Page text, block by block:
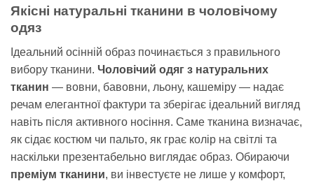
Якісні натуральні тканини в чоловічому
одяз
Ідеальний осінній образ починається з правильного
вибору тканини. Чоловічий одяг з натуральних
тканин — вовни, бавовни, льону, кашеміру — надає
речам елегантної фактури та зберігає ідеальний вигляд
навіть після активного носіння. Саме тканина визначає,
як сідає костюм чи пальто, як грає колір на світлі та
наскільки презентабельно виглядає образ. Обираючи
преміум тканини, ви інвестуєте не лише у комфорт,